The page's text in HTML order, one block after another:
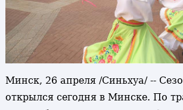
Минск, 26 апреля /Синьхуа/ --
открылся сегодня в Минске. По